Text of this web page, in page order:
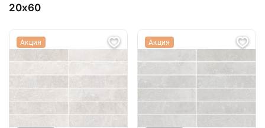
20х60
Акция Акция